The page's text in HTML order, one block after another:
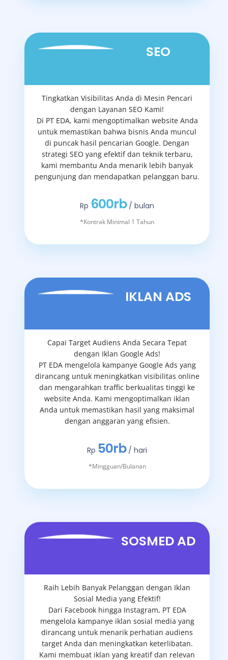
SEO
Tingkatkan Visibilitas Anda di Mesin Pencari
dengan Layanan SEO Kami!
Di PT EDA, kami mengoptimalkan website Anda
untuk memastikan bahwa bisnis Anda muncul
di puncak hasil pencarian Google. Dengan
strategi SEO yang efektif dan teknik terbaru,
kami membantu Anda menarik lebih banyak
pengunjung dan mendapatkan pelanggan baru.
Rp 600rb/ bulan
*Kontrak Minimal 1 Tahun
IKLAN ADS
Capai Target Audiens Anda Secara Tepat
dengan Iklan Google Ads!
PT EDA mengelola kampanye Google Ads yang
dirancang untuk meningkatkan visibilitas online
dan mengarahkan traffic berkualitas tinggi ke
website Anda. Kami mengoptimalkan iklan
Anda untuk memastikan hasil yang maksimal
dengan anggaran yang efisien.
Rp 50rb/ hari
*Mingguan/Bulanan
SOSMED AD
Raih Lebih Banyak Pelanggan dengan Iklan
Sosial Media yang Efektif!
Dari Facebook hingga Instagram, PT EDA
mengelola kampanye iklan sosial media yang
dirancang untuk menarik perhatian audiens
target Anda dan meningkatkan keterlibatan.
Kami membuat iklan yang kreatif dan relevan